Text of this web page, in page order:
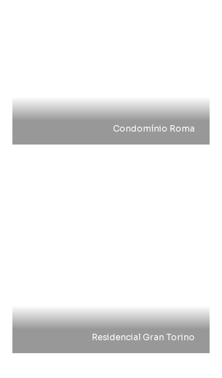
Condomínio Roma
Residencial Gran Torino